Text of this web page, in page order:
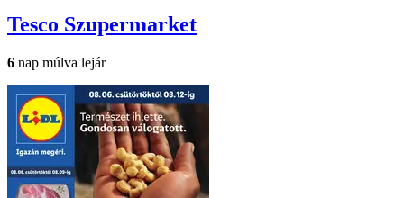
Tesco Szupermarket
6 nap múlva lejár